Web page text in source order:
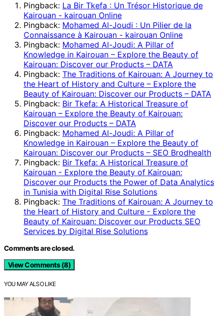
Pingback: La Bir Tkefa : Un Trésor Historique de
Kairouan - kairouan Online
Pingback: Mohamed Al-Joudi : Un Pilier de la
Connaissance à Kairouan - kairouan Online
Pingback: Mohamed Al-Joudi: A Pillar of
Knowledge in Kairouan – Explore the Beauty of
Kairouan: Discover our Products – DATA
Pingback: The Traditions of Kairouan: A Journey to
the Heart of History and Culture – Explore the
Beauty of Kairouan: Discover our Products – DATA
Pingback: Bir Tkefa: A Historical Treasure of
Kairouan – Explore the Beauty of Kairouan:
Discover our Products – DATA
Pingback: Mohamed Al-Joudi: A Pillar of
Knowledge in Kairouan – Explore the Beauty of
Kairouan: Discover our Products – SEO Brodhealth
Pingback: Bir Tkefa: A Historical Treasure of
Kairouan - Explore the Beauty of Kairouan:
Discover our Products the Power of Data Analytics
in Tunisia with Digital Rise Solutions
Pingback: The Traditions of Kairouan: A Journey to
the Heart of History and Culture - Explore the
Beauty of Kairouan: Discover our Products SEO
Services by Digital Rise Solutions
Comments are closed.
View Comments (8)
YOU MAY ALSO LIKE